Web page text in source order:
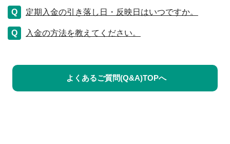
定期入金の引き落し日・反映日はいつですか。
入金の方法を教えてください。
よくあるご質問(Q&A)TOPへ